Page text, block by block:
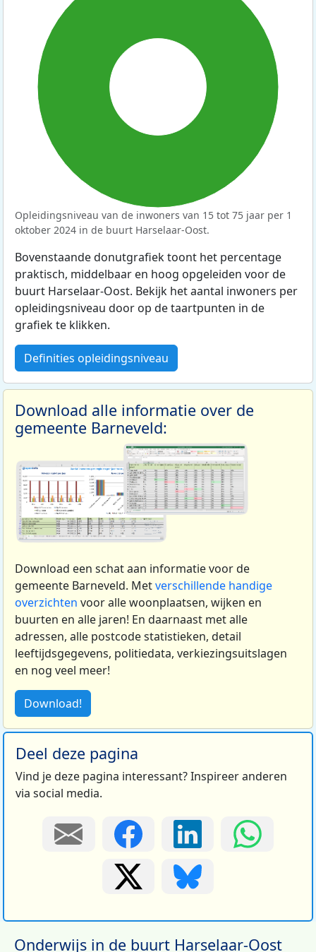
Opleidingsniveau van de inwoners van 15 tot 75 jaar per 1
oktober 2024 in de buurt Harselaar-Oost.
Bovenstaande donutgrafiek toont het percentage
praktisch, middelbaar en hoog opgeleiden voor de
buurt Harselaar-Oost. Bekijk het aantal inwoners per
opleidingsniveau door op de taartpunten in de
grafiek te klikken.
Definities opleidingsniveau
Download alle informatie over de
gemeente Barneveld:
Download een schat aan informatie voor de
gemeente Barneveld. Metverschillende handige
overzichten voor alle woonplaatsen, wijken en
buurten en alle jaren! En daarnaast met alle
adressen, alle postcode statistieken, detail
leeftijdsgegevens, politiedata, verkiezingsuitslagen
en nog veel meer!
Download!
Deel deze pagina
Vind je deze pagina interessant? Inspireer anderen
via social media.
Onderwijs in de buurt Harselaar-Oost